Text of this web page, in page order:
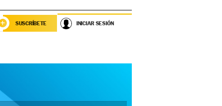
SUSCRÍBETE INICIAR SESIÓN